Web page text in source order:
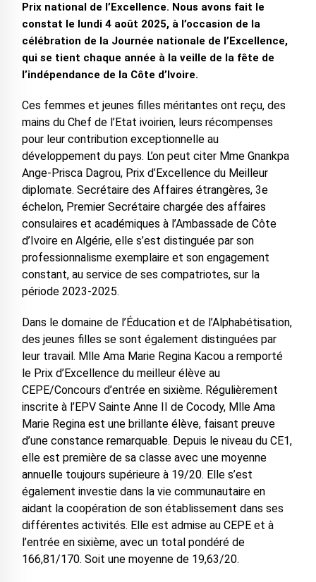
Prix national de l’Excellence. Nous avons fait le
constat le lundi 4 août 2025, à l’occasion de la
célébration de la Journée nationale de l’Excellence,
qui se tient chaque année à la veille de la fête de
l’indépendance de la Côte d’Ivoire.
Ces femmes et jeunes filles méritantes ont reçu, des
mains du Chef de l’Etat ivoirien, leurs récompenses
pour leur contribution exceptionnelle au
développement du pays. L’on peut citer Mme Gnankpa
Ange-Prisca Dagrou, Prix d’Excellence du Meilleur
diplomate. Secrétaire des Affaires étrangères, 3e
échelon, Premier Secrétaire chargée des affaires
consulaires et académiques à l’Ambassade de Côte
d’Ivoire en Algérie, elle s’est distinguée par son
professionnalisme exemplaire et son engagement
constant, au service de ses compatriotes, sur la
période 2023-2025.
Dans le domaine de l’Éducation et de l’Alphabétisation,
des jeunes filles se sont également distinguées par
leur travail. Mlle Ama Marie Regina Kacou a remporté
le Prix d’Excellence du meilleur élève au
CEPE/Concours d’entrée en sixième. Régulièrement
inscrite à l’EPV Sainte Anne II de Cocody, Mlle Ama
Marie Regina est une brillante élève, faisant preuve
d’une constance remarquable. Depuis le niveau du CE1,
elle est première de sa classe avec une moyenne
annuelle toujours supérieure à 19/20. Elle s’est
également investie dans la vie communautaire en
aidant la coopération de son établissement dans ses
différentes activités. Elle est admise au CEPE et à
l’entrée en sixième, avec un total pondéré de
166,81/170. Soit une moyenne de 19,63/20.